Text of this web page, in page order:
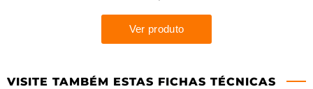
VISITE TAMBÉM ESTAS FICHAS TÉCNICAS